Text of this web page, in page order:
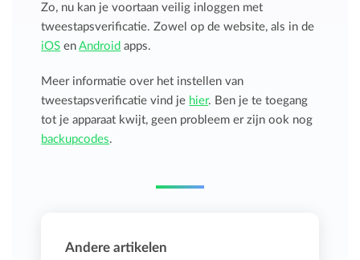
Zo, nu kan je voortaan veilig inloggen met
tweestapsverificatie. Zowel op de website, als in de
iOS enAndroid apps.
Meer informatie over het instellen van
tweestapsverificatie vind je hier. Ben je te toegang
tot je apparaat kwijt, geen probleem er zijn ook nog
backupcodes.
Andere artikelen